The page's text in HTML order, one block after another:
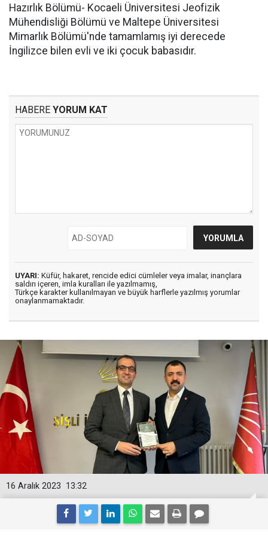
Hazırlık Bölümü- Kocaeli Üniversitesi Jeofizik
Mühendisliği Bölümü ve Maltepe Üniversitesi
Mimarlık Bölümü'nde tamamlamış iyi derecede
İngilizce bilen evli ve iki çocuk babasıdır.
HABERE YORUM KAT
UYARI: Küfür, hakaret, rencide edici cümleler veya imalar, inançlara
saldırı içeren, imla kuralları ile yazılmamış,
Türkçe karakter kullanılmayan ve büyük harflerle yazılmış yorumlar
onaylanmamaktadır.
13:32
16 Aralık 2023